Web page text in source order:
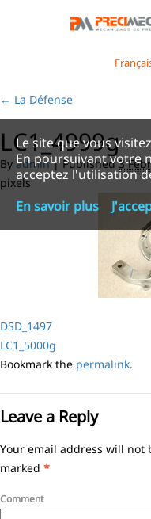
← La Défense
LC1_4999g
By admin | Published 3
pixels
DSD_1497
LC1_5000g
Bookmark the permalink.
Leave a Reply
Your email address will not
marked *
Comment
Le site que vous
En poursuivant votre
acceptez l'utilisation
En savoir plus